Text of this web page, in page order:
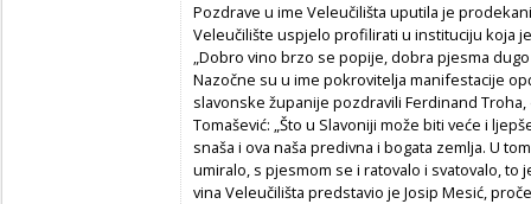
Pozdrave u ime Veleučilišta uputila je
Veleučilište uspjelo profilirati u instituciju koja
„Dobro vino brzo se popije, dobra pjesma
Nazočne su u ime pokrovitelja manifestacije
slavonske županije pozdravili Ferdinand
Tomašević: „Što u Slavoniji može biti veće i
snaša i ova naša predivna i bogata zemlja. U
umiralo, s pjesmom se i ratovalo i svatovalo, to
vina Veleučilišta predstavio je Josip Mesić,